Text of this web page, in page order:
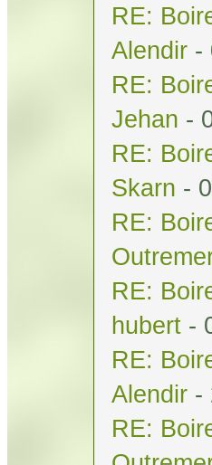
RE:
Alendir -
RE:
Jehan -
RE:
Skarn -
RE:
RE:
hubert -
RE:
Alendir -
RE: